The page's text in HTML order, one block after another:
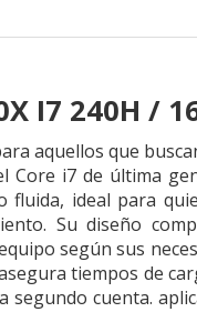
I7 240H /
aquellos que
Core i7 de última
fluida, ideal para
Su diseño
según sus
tiempos de
segundo cuenta.